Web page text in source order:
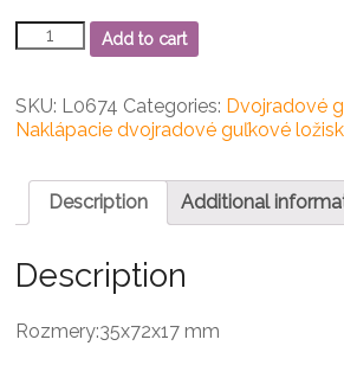
1207
Naklápacie
guľkové
ložisko
Add to cart
SKU: L0674 Categories: Dvojradové
Naklápacie dvojradové guľkové
Description Additional
Description
Rozmery:35x72x17 mm